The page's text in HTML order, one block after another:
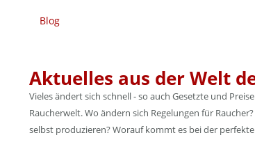
Blog
Aktuelles aus der Welt
Vieles ändert sich schnell - so auch Gesetzte und
Raucherwelt. Wo ändern sich Regelungen für
selbst produzieren? Worauf kommt es bei der